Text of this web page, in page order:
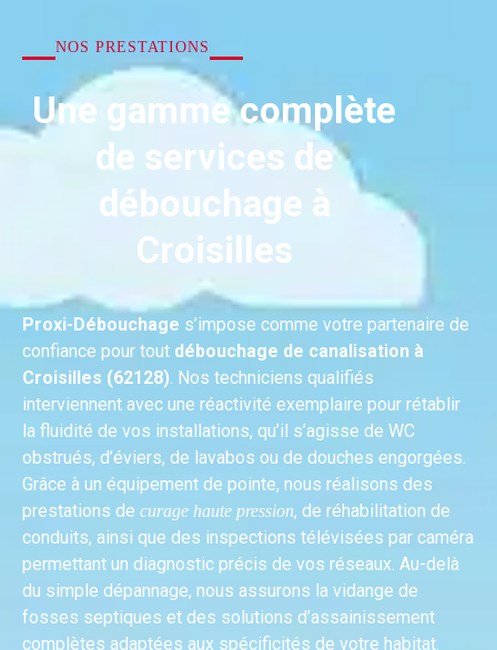
NOS PRESTATIONS
Une gamme complète
de services de
débouchage à
Croisilles
Proxi-Débouchage s’impose comme votre partenaire de
confiance pour tout débouchage de canalisation à
Croisilles (62128). Nos techniciens qualifiés
interviennent avec une réactivité exemplaire pour rétablir
la fluidité de vos installations, qu’il s’agisse de WC
obstrués, d’éviers, de lavabos ou de douches engorgées.
Grâce à un équipement de pointe, nous réalisons des
prestations de curage haute pression, de réhabilitation de
conduits, ainsi que des inspections télévisées par caméra
permettant un diagnostic précis de vos réseaux. Au-delà
du simple dépannage, nous assurons la vidange de
fosses septiques et des solutions d’assainissement
complètes adaptées aux spécificités de votre habitat.